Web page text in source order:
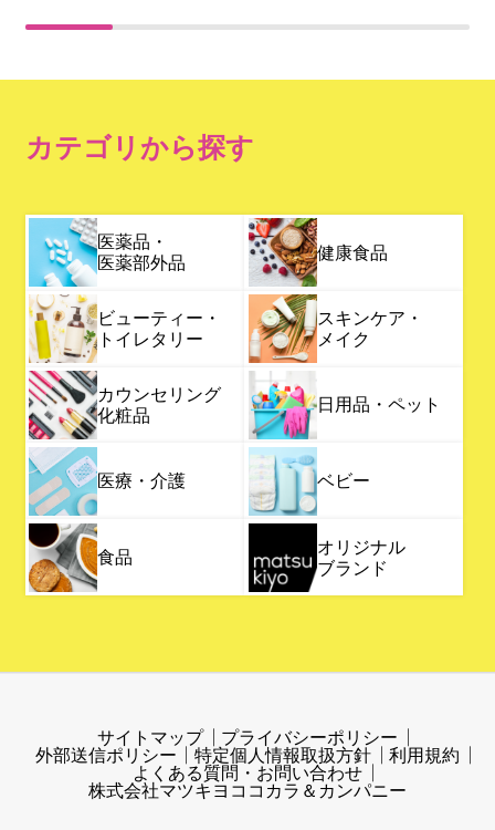
カテゴリから探す
医薬品・
医薬部外品
健康食品
ビューティー・
トイレタリー
スキンケア・
メイク
カウンセリング
化粧品
日用品・ペット
医療・介護 ベビー
食品
オリジナル
ブランド
サイトマップ
プライバシーポリシー
外部送信ポリシー
特定個人情報取扱方針
利用規約
よくある質問・お問い合わせ
株式会社マツキヨココカラ＆カンパニー